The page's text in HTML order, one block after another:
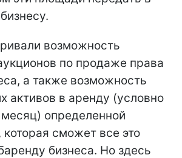
возможность
по продаже права
а также возможность
активов в аренду (условно
месяц) определенной
которая сможет все это
бизнеса. Но здесь